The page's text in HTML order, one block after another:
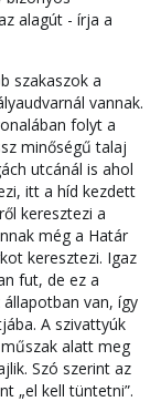
alagút - írja a
szakaszok a
vannak.
folyt a
minőségű talaj
utcánál is ahol
itt a híd kezdett
keresztezi a
még a Határ
keresztezi. Igaz
fut, de ez a
van, így
A szivattyúk
alatt meg
Szó szerint az
„el kell tüntetni”.